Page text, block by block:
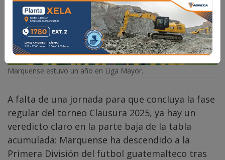
Marquense estuvo un año en Liga Mayor.
A falta de una jornada para que concluya la fase
regular del torneo Clausura 2025, ya hay un
veredicto claro en la parte baja de la tabla
acumulada: Marquense ha descendido a la
Primera División del futbol guatemalteco tras